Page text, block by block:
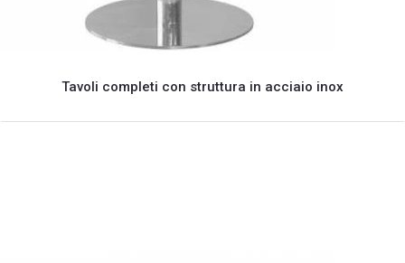
Tavoli completi con struttura in acciaio inox